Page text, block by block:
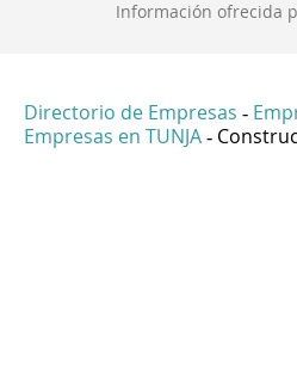
Información ofrecida
Directorio de Empresas -
Empresas en TUNJA -